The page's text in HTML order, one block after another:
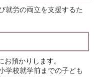
就労の両立を支援するた
預かりします。
学校就学前までの子ども